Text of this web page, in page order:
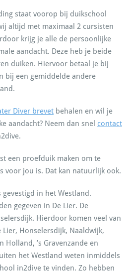
staat voorop bij duikschool
altijd met maximaal 2 cursisten
krijg je alle de persoonlijke
aandacht. Deze heb je beide
duiken. Hiervoor betaal je bij
bij een gemiddelde andere
Diver brevet behalen en wil je
aandacht? Neem dan snel contact
een proefduik maken om te
voor jou is. Dat kan natuurlijk ook.
in het Westland.
gegeven in De Lier. De
Hierdoor komen veel van
Honselersdijk, Naaldwijk,
Holland, ’s Gravenzande en
het Westland weten inmiddels
in2dive te vinden. Zo hebben